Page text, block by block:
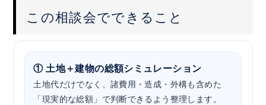
この相談会でできること
① 土地＋建物の総額シミュレーション
土地代だけでなく、諸費用・造成・外構も含めた
「現実的な総額」で判断できるよう整理します。